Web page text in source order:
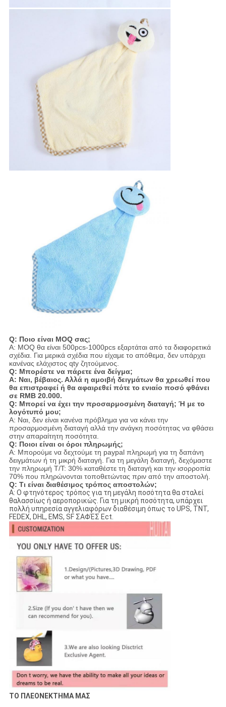
Q: Ποιο είναι MOQ σας;
Α: MOQ θα είναι 500pcs-1000pcs εξαρτάται από τα διαφορετικά
σχέδια. Για μερικά σχέδια που είχαμε το απόθεμα, δεν υπάρχει
κανένας ελάχιστος qty ζητούμενος.
Q: Μπορέστε να πάρετε ένα δείγμα;
Α: Ναι, βέβαιος. Αλλά η αμοιβή δειγμάτων θα χρεωθεί που
θα επιστραφεί ή θα αφαιρεθεί πότε το ενιαίο ποσό φθάνει
σε RMB 20.000.
Q: Μπορεί να έχει την προσαρμοσμένη διαταγή; Ή με το
λογότυπό μου;
Α: Ναι, δεν είναι κανένα πρόβλημα για να κάνει την
προσαρμοσμένη διαταγή αλλά την ανάγκη ποσότητας να φθάσει
στην απαραίτητη ποσότητα.
Q: Ποιοι είναι οι όροι πληρωμής;
Α: Μπορούμε να δεχτούμε τη paypal πληρωμή για τη δαπάνη
δειγμάτων ή τη μικρή διαταγή. Για τη μεγάλη διαταγή, δεχόμαστε
την πληρωμή T/T: 30% καταθέστε τη διαταγή και την ισορροπία
70% που πληρώνονται τοποθετώντας πριν από την αποστολή.
Q: Τι είναι διαθέσιμος τρόπος αποστολών;
Α: Ο φτηνότερος τρόπος για τη μεγάλη ποσότητα θα σταλεί
θαλασσίως ή αεροπορικώς. Για τη μικρή ποσότητα, υπάρχει
πολλή υπηρεσία αγγελιαφόρων διαθέσιμη όπως το UPS, TNT,
FEDEX, DHL, EMS, SF ΣΑΦΈΣ Ect.
ΤΟ ΠΛΕΟΝΕΚΤΗΜΑ ΜΑΣ